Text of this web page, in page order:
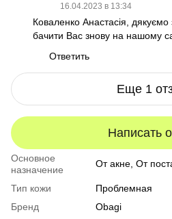
16.04.2023 в 13:34
Коваленко Анастасія, дякуємо
бачити Вас знову на нашому
Ответить
Еще 1
Написать
Основное
назначение
От акне, От
Тип кожи
Проблемная
Бренд
Obagi